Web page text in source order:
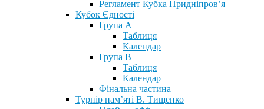
Регламент Кубка Придніпров’я
Кубок Єдності
Група А
Таблиця
Календар
Група В
Таблиця
Календар
Фінальна частина
Турнір пам’яті В. Тищенко